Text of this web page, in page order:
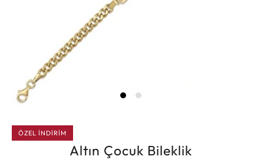
ÖZEL İNDİRİM
Altın Çocuk Bileklik